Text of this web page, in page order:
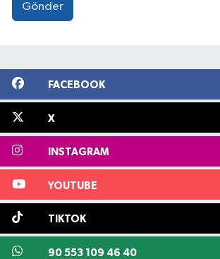
Gönder
FACEBOOK
X
INSTAGRAM
YOUTUBE
TIKTOK
90 553 109 46 40